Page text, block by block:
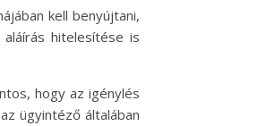
kell benyújtani,
hitelesítése is
hogy az igénylés
ügyintéző általában